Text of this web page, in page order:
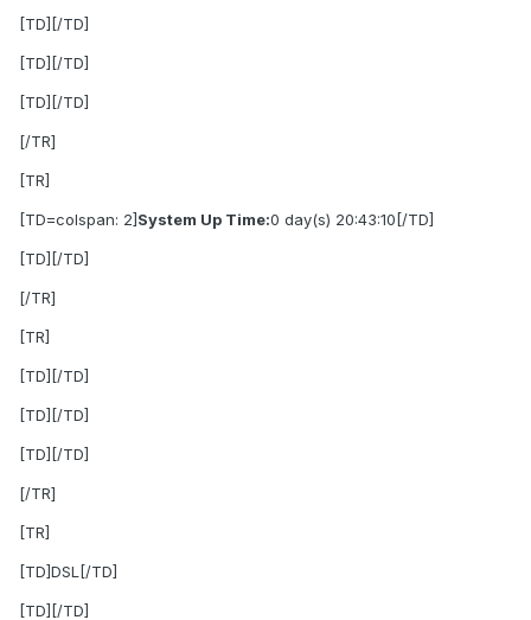
[TD][/TD]
[TD][/TD]
[TD][/TD]
[/TR]
[TR]
[TD=colspan: 2]System Up Time:0 day(s) 20:43:10[/TD]
[TD][/TD]
[/TR]
[TR]
[TD][/TD]
[TD][/TD]
[TD][/TD]
[/TR]
[TR]
[TD]DSL[/TD]
[TD][/TD]